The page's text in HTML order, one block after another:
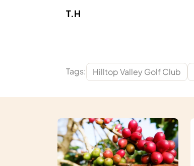
T.H
Tags: Hilltop Valley Golf Club